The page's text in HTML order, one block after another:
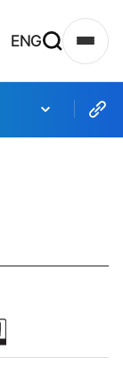
ENG
트
맵